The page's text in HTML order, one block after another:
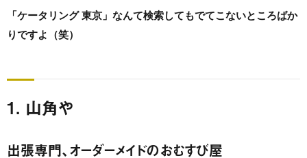
「ケータリング 東京」なんて検索してもでてこないところばか
りですよ（笑）
1. 山角や
出張専門、オーダーメイドのおむすび屋